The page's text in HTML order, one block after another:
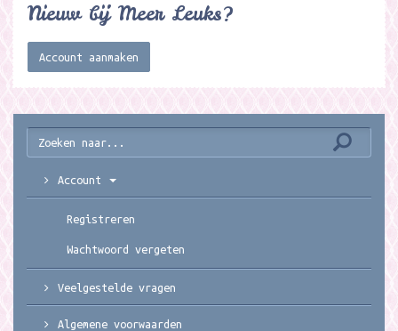
Nieuw bij Meer Leuks?
Account aanmaken
Account
Registreren
Wachtwoord vergeten
Veelgestelde vragen
Algemene voorwaarden